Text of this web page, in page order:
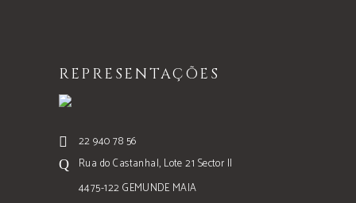
REPRESENTAÇÕES
22 940 78 56
Rua do Castanhal, Lote 21 Sector II
4475-122 GEMUNDE MAIA